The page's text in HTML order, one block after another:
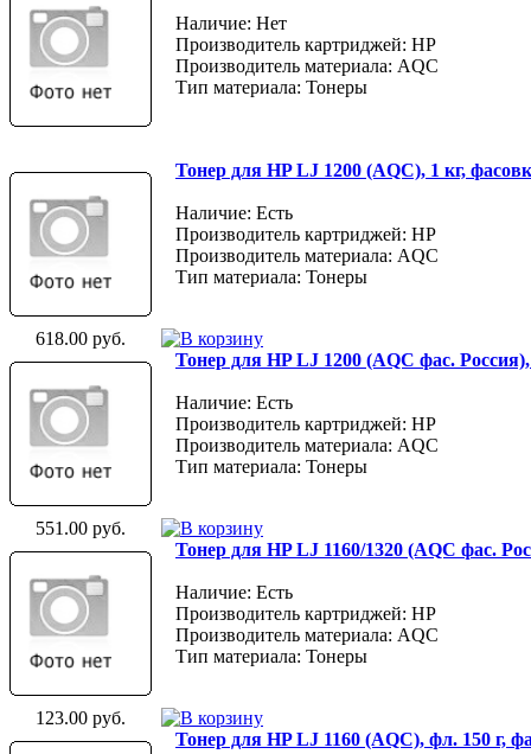
Наличие: Нет
Производитель картриджей: HP
Производитель материала: AQC
Тип материала: Тонеры
Тонер для HP LJ 1200 (AQC), 1 кг,
Наличие: Есть
Производитель картриджей: HP
Производитель материала: AQC
Тип материала: Тонеры
618.00 руб.
Тонер для HP LJ 1200 (AQC фас. Россия),
Наличие: Есть
Производитель картриджей: HP
Производитель материала: AQC
Тип материала: Тонеры
551.00 руб.
Тонер для HP LJ 1160/1320 (AQC фас.
Наличие: Есть
Производитель картриджей: HP
Производитель материала: AQC
Тип материала: Тонеры
123.00 руб.
Тонер для HP LJ 1160 (AQC), фл. 150 г,